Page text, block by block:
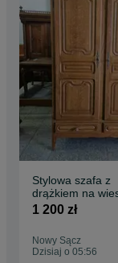
Stylowa szafa z
drążkiem na
oraz półkami /
1 200 zł
Nowy Sącz
Dzisiaj o 05:56